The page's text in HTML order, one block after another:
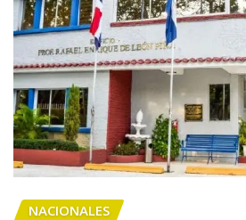
NACIONALES